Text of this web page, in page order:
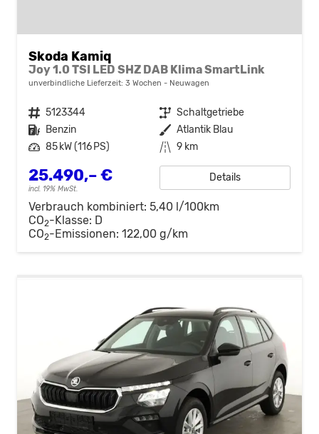
Skoda Kamiq
Joy 1.0 TSI LED SHZ DAB Klima SmartLink
unverbindliche Lieferzeit: 3 Wochen Neuwagen
Fahrzeugnr. 5123344 Getriebe Schaltgetriebe
Kraftstoff Benzin Außenfarbe Atlantik Blau
Leistung 85 kW (116 PS) Kilometerstand 9 km
25.490,– €
incl. 19% MwSt.
Details
Verbrauch kombiniert: 5,40 l/100km
CO2-Klasse: D
CO2-Emissionen: 122,00 g/km